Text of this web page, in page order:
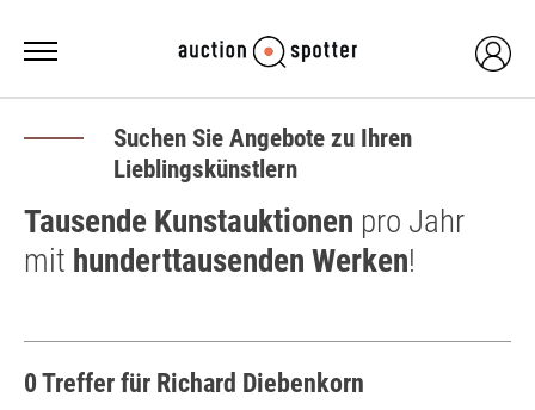
Suchen Sie Angebote zu Ihren
Lieblingskünstlern
Tausende Kunstauktionen pro Jahr
mit hunderttausenden Werken!
0 Treffer für Richard Diebenkorn